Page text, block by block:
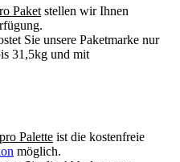
Paket stellen wir Ihnen
Sie unsere Paketmarke nur
31,5kg und mit
Palette ist die kostenfreie
möglich.